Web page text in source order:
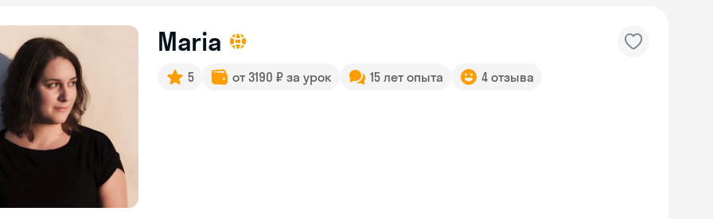
Maria
5 от 3190 ₽ за урок 15 лет опыта 4 отзыва